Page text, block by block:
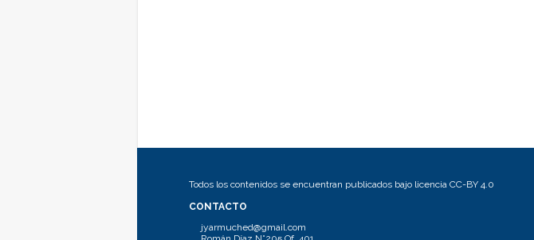
Todos los contenidos se encuentran publicados bajo licencia CC-BY 4.0
CONTACTO
jyarmuched@gmail.com